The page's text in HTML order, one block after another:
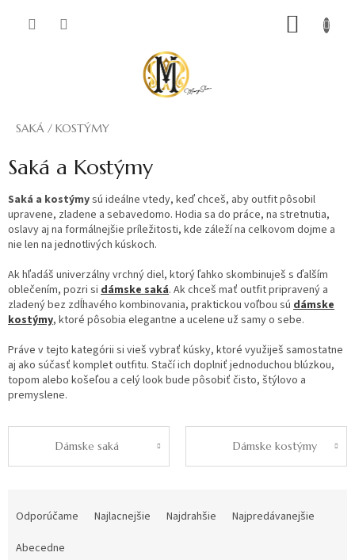
SAKÁ / KOSTÝMY
Saká a Kostýmy
Saká a kostýmysú ideálne vtedy, keď chceš, aby outfit pôsobil
upravene, zladene a sebavedomo. Hodia sa do práce, na stretnutia,
oslavy aj na formálnejšie príležitosti, kde záleží na celkovom dojme a
nie len na jednotlivých kúskoch.
Ak hľadáš univerzálny vrchný diel, ktorý ľahko skombinuješ s ďalším
oblečením, pozri si dámske saká. Ak chceš mať outfit pripravený a
zladený bez zdĺhavého kombinovania, praktickou voľbou sú dámske
kostýmy, ktoré pôsobia elegantne a ucelene už samy o sebe.
Práve v tejto kategórii si vieš vybrať kúsky, ktoré využiješ samostatne
aj ako súčasť komplet outfitu. Stačí ich doplniť jednoduchou blúzkou,
topom alebo košeľou a celý look bude pôsobiť čisto, štýlovo a
premyslene.
Dámske saká Dámske kostýmy
Odporúčame Najlacnejšie Najdrahšie
Najpredávanejšie
Abecedne